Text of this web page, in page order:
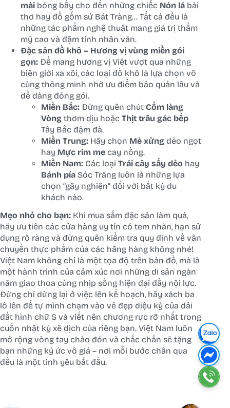
mài bóng bẩy cho đến những chiếc Nón lá bài
thơ hay đồ gốm sứ Bát Tràng… Tất cả đều là
những tác phẩm nghệ thuật mang giá trị thẩm
mỹ cao và đậm tính nhân văn.
Đặc sản đồ khô – Hương vị vùng miền gói
gọn: Để mang hương vị Việt vượt qua những
biên giới xa xôi, các loại đồ khô là lựa chọn vô
cùng thông minh nhờ ưu điểm bảo quản lâu và
dễ dàng đóng gói.
Miền Bắc: Đừng quên chút Cốm làng
Vòng thơm dịu hoặc Thịt trâu gác bếp
Tây Bắc đậm đà.
Miền Trung: Hãy chọn Mè xửng dẻo ngọt
hay Mực rim me cay nồng.
Miền Nam: Các loại Trái cây sấy dẻo hay
Bánh pía Sóc Trăng luôn là những lựa
chọn “gây nghiện” đối với bất kỳ du
khách nào.
Mẹo nhỏ cho bạn: Khi mua sắm đặc sản làm quà,
hãy ưu tiên các cửa hàng uy tín có tem nhãn, hạn sử
dụng rõ ràng và đừng quên kiểm tra quy định về vận
chuyển thực phẩm của các hãng hàng không nhé!
Việt Nam không chỉ là một tọa độ trên bản đồ, mà là
một hành trình của cảm xúc nơi những di sản ngàn
năm giao thoa cùng nhịp sống hiện đại đầy nội lực.
Đừng chỉ dừng lại ở việc lên kế hoạch, hãy xách ba
lô lên để tự mình chạm vào vẻ đẹp diệu kỳ của dải
đất hình chữ S và viết nên chương rực rỡ nhất trong
cuốn nhật ký xê dịch của riêng bạn. Việt Nam luôn
mở rộng vòng tay chào đón và chắc chắn sẽ tặng
bạn những ký ức vô giá – nơi mỗi bước chân qua
đều là một tình yêu bắt đầu.